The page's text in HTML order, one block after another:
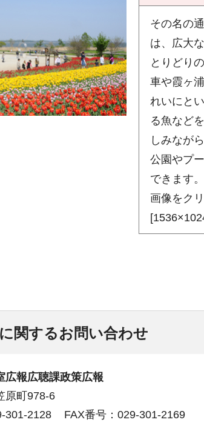
その名の
は、広大
とりどり
車や霞ヶ
れいにと
る魚など
しみなが
公園やプ
できます。
画像をク
関するお問い合わせ
広報広聴課政策広報
原町978-6
301-2128
FAX番号：029-301-2169